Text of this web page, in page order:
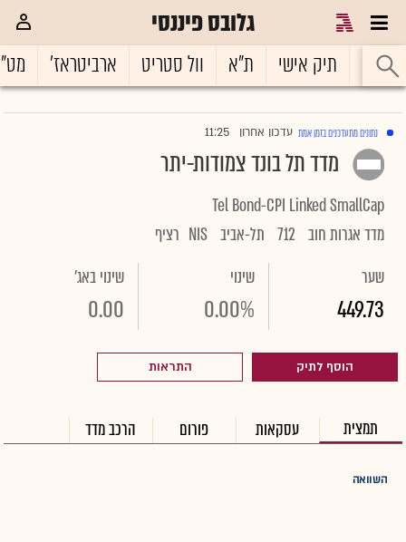
גלובס פיננסי
ראשי תיק אישי ת"א וול סטריט ארביטראז'
נתונים מתעדכנים בזמן אמת |עדכון אחרון 11:25
מדד תל בונד צמודות-יתר
Tel Bond-CPI Linked SmallCap
מדד אגרות חוב 712 תל-אביב NIS רציף
שער
449.73
שינוי
0.00%
שינוי באג'
0.00
הוסף לתיק התראות
תמצית עסקאות פורום הרכב מדד
השוואה